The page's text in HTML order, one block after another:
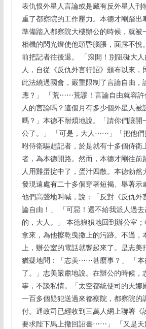
表仇恨外星人言論或是藏有反外星人刊
重了都察院的工作壓力。本德才剛踏出
準備踏入都察院大樓辦公的時候，就被
相機的閃光燈使他頭昏腦脹，面露不悅
前把記者往後退。 「滾開！別阻礙大
人，自從《反仇外言行詔》頒布以來，
此法繞過國會，嚴重限制了言論自由，
應？」 「荒⋯⋯荒謬！言論自由就容許
人的言論嗎？這個月有多少個外星人被
嗎？」本德不耐煩地說。「請你們讓開
公了。」 「可是，大人⋯⋯」「把他們
咐侍衛驅趕記者，於是就有十多個侍衛
者，為本德開路。然而，本德才剛往前
人用雞蛋掟中了，蛋汁四散。本德勃然
發現遠處有二十多個穿著短褐、舉著示
他們高聲地叫喊，說：「反對《反仇外
論自由！」 「可惡！還不給我派人過
的，大人。」 本德狼狽地回到辦公室
拿來，為他擦乾曳撒上的污跡。不過，
上，辦公室的電話就響起來了。是志美
猶疑地問：「志美⋯⋯甚麼事？」 「本
了。」志美嚴肅地說。在辦公的時候，
事，不談私情。「太空都統使司的天娜
一百多個疑犯送過來都察院，都察院的
付。通政司已經收到三萬人網上聯署《
要求陛下馬上撤回詔書⋯⋯」 「又是天